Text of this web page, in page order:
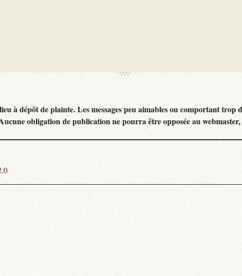
à dépôt de plainte. Les messages peu aimables ou comportant
obligation de publication ne pourra être opposée au